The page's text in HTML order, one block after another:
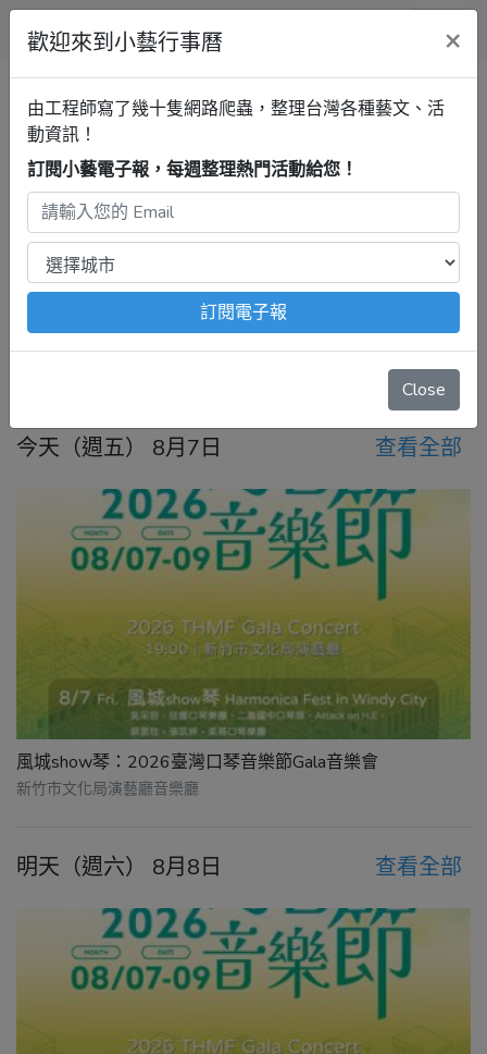
小藝行事曆
全部 展覽 音樂 戲劇 講座 清單
新竹行事曆 音樂 最新活動
2026年8月7日 – 8月13日
注意：出發前請去官網再次確認！
本站內容由程式自動抓
取，沒有算到疫情影響、例行休館日、國定假日、移師外地
今天（週五） 8月7日 查看全部
風城show琴：2026臺灣口琴音樂節Gala音樂會
新竹市文化局演藝廳音樂廳
明天（週六） 8月8日 查看全部
歡迎來到小藝行事曆 ×
由工程師寫了幾十隻網路爬蟲，整理台灣各種藝文、活
動資訊！
訂閱小藝電子報，每週整理熱門活動給您！
訂閱電子報
Close